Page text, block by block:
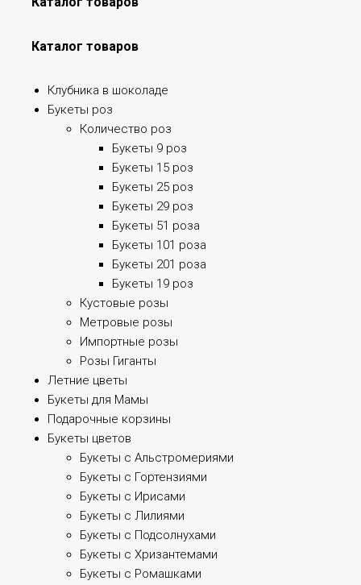
Каталог товаров
Клубника в шоколаде
Букеты роз
Количество роз
Букеты 9 роз
Букеты 15 роз
Букеты 25 роз
Букеты 29 роз
Букеты 51 роза
Букеты 101 роза
Букеты 201 роза
Букеты 19 роз
Кустовые розы
Метровые розы
Импортные розы
Розы Гиганты
Летние цветы
Букеты для Мамы
Подарочные корзины
Букеты цветов
Букеты с Альстромериями
Букеты с Гортензиями
Букеты с Ирисами
Букеты с Лилиями
Букеты с Подсолнухами
Букеты с Хризантемами
Букеты с Ромашками